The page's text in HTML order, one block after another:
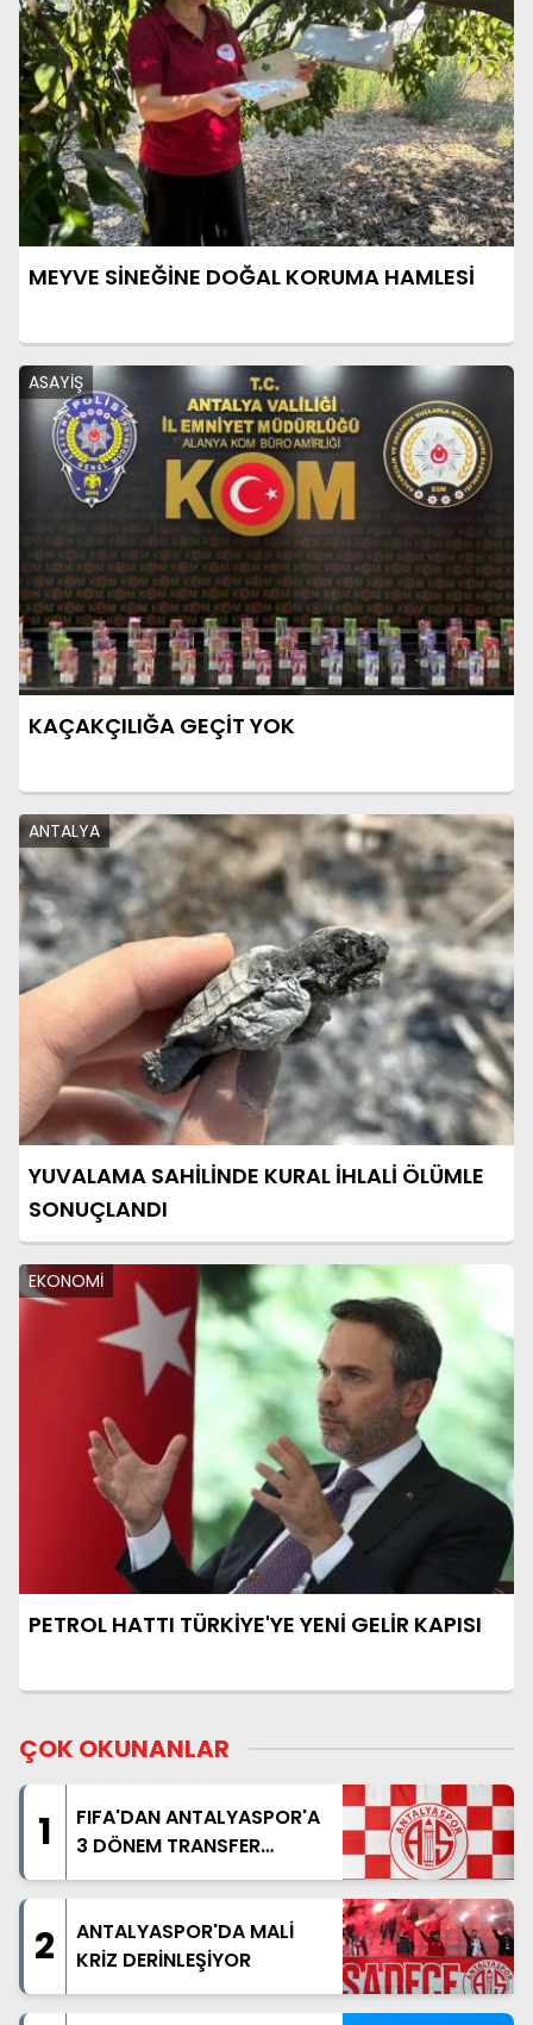
MEYVE SİNEĞİNE DOĞAL KORUMA HAMLESİ
ASAYİŞ
KAÇAKÇILIĞA GEÇİT YOK
ANTALYA
YUVALAMA SAHİLİNDE KURAL İHLALİ ÖLÜMLE
SONUÇLANDI
EKONOMİ
PETROL HATTI TÜRKİYE'YE YENİ GELİR KAPISI
ÇOK OKUNANLAR
1
FIFA'DAN ANTALYASPOR'A
3 DÖNEM TRANSFER
YASAĞI
2
ANTALYASPOR'DA MALİ
KRİZ DERİNLEŞİYOR